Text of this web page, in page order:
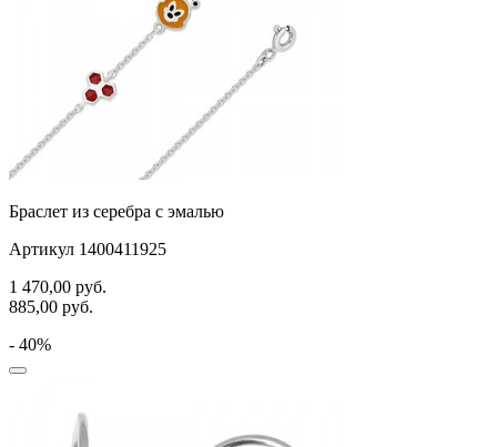
Браслет из серебра с эмалью
Артикул 1400411925
1 470,00 руб.
885,00 руб.
- 40%